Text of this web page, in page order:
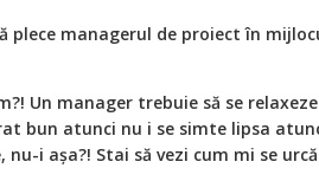
plece managerul de proiect în
Un manager trebuie să se
bun atunci nu i se simte lipsa
nu-i așa?! Stai să vezi cum mi se